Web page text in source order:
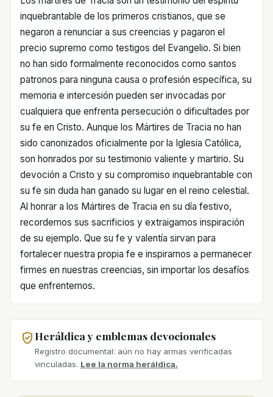
inquebrantable de los primeros cristianos, que se
negaron a renunciar a sus creencias y pagaron el
precio supremo como testigos del Evangelio. Si bien
no han sido formalmente reconocidos como santos
patronos para ninguna causa o profesión específica, su
memoria e intercesión pueden ser invocadas por
cualquiera que enfrenta persecución o dificultades por
su fe en Cristo. Aunque los Mártires de Tracia no han
sido canonizados oficialmente por la Iglesia Católica,
son honrados por su testimonio valiente y martirio. Su
devoción a Cristo y su compromiso inquebrantable con
su fe sin duda han ganado su lugar en el reino celestial.
Al honrar a los Mártires de Tracia en su día festivo,
recordemos sus sacrificios y extraigamos inspiración
de su ejemplo. Que su fe y valentía sirvan para
fortalecer nuestra propia fe e inspirarnos a permanecer
firmes en nuestras creencias, sin importar los desafíos
que enfrentemos.
Heráldica y emblemas devocionales
Registro documental: aún no hay armas verificadas
vinculadas. Lee la norma heráldica.